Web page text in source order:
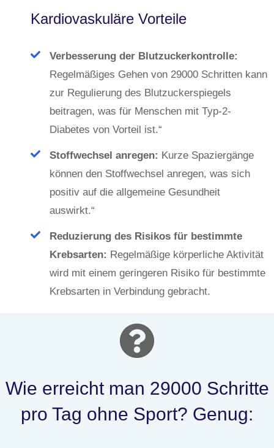
Kardiovaskuläre Vorteile
Verbesserung der Blutzuckerkontrolle:
Regelmäßiges Gehen von 29000 Schritten kann
zur Regulierung des Blutzuckerspiegels
beitragen, was für Menschen mit Typ-2-
Diabetes von Vorteil ist.“
Stoffwechsel anregen: Kurze Spaziergänge
können den Stoffwechsel anregen, was sich
positiv auf die allgemeine Gesundheit
auswirkt.“
Reduzierung des Risikos für bestimmte
Krebsarten: Regelmäßige körperliche Aktivität
wird mit einem geringeren Risiko für bestimmte
Krebsarten in Verbindung gebracht.
Wie erreicht man 29000 Schritte
pro Tag ohne Sport? Genug: